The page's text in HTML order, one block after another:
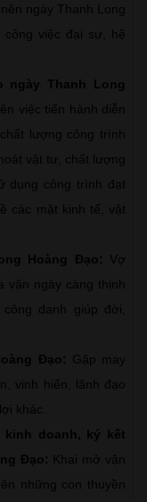
ngày Thanh Long
việc đại sự, hệ
Thanh Long
việc tiến hành diễn
lượng công trình
vật tư, chất lượng
dụng công trình đạt
các mặt kinh tế, vật
Hoàng Đạo:
Vợ
vận ngày càng thịnh
danh giúp đời,
Đạo: Gặp may
vinh hiển, lãnh đạo
khác.
kinh doanh, ký kết
Đạo: Khai mở vận
những con thuyền